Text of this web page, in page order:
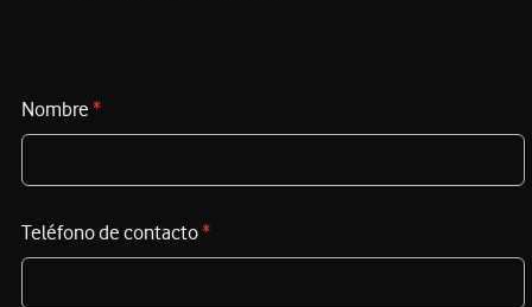
Nombre *
Teléfono de contacto*